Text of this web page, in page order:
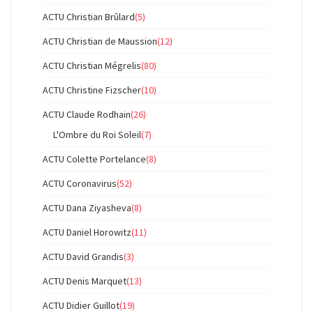
ACTU Christian Brûlard(5)
ACTU Christian de Maussion(12)
ACTU Christian Mégrelis(80)
ACTU Christine Fizscher(10)
ACTU Claude Rodhain(26)
L'Ombre du Roi Soleil(7)
ACTU Colette Portelance(8)
ACTU Coronavirus(52)
ACTU Dana Ziyasheva(8)
ACTU Daniel Horowitz(11)
ACTU David Grandis(3)
ACTU Denis Marquet(13)
ACTU Didier Guillot(19)